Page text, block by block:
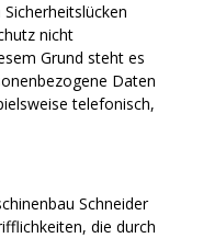
nicht
Grund steht es
Daten
telefonisch,
Schneider
die durch